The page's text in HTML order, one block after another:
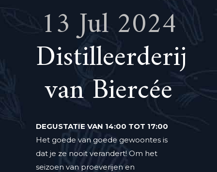
13 Jul 2024
Distilleerderij
van Biercée
DEGUSTATIE VAN 14:00 TOT 17:00
Het goede van goede gewoontes is
dat je ze nooit verandert! Om het
seizoen van proeverijen en